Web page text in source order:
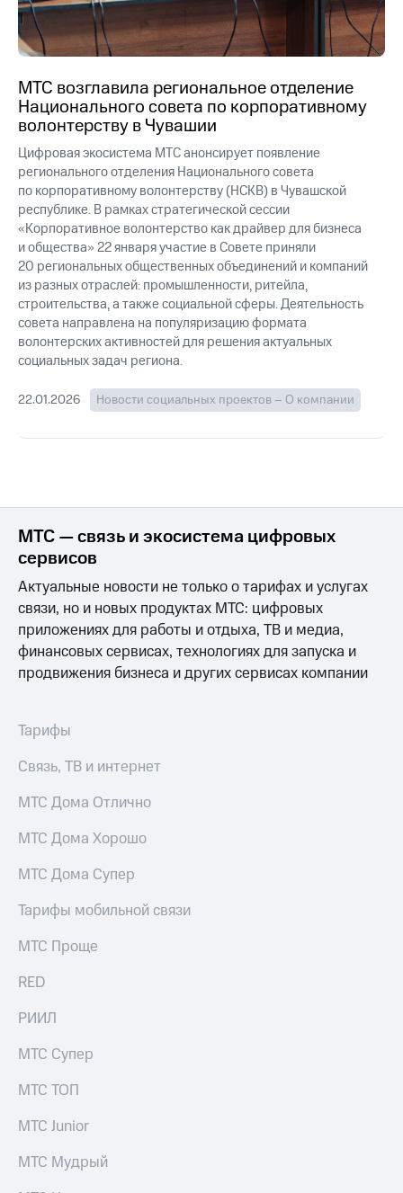
МТС возглавила региональное отделение
Национального совета по корпоративному
волонтерству в Чувашии
Цифровая экосистема МТС анонсирует появление
регионального отделения Национального совета
по корпоративному волонтерству (НСКВ) в Чувашской
республике. В рамках стратегической сессии
«Корпоративное волонтерство как драйвер для бизнеса
и общества» 22 января участие в Совете приняли
20 региональных общественных объединений и компаний
из разных отраслей: промышленности, ритейла,
строительства, а также социальной сферы. Деятельность
совета направлена на популяризацию формата
волонтерских активностей для решения актуальных
социальных задач региона.
22.01.2026 Новости социальных проектов – О компании
МТС — связь и экосистема цифровых
сервисов
Актуальные новости не только о тарифах и услугах
связи, но и новых продуктах МТС: цифровых
приложениях для работы и отдыха, ТВ и медиа,
финансовых сервисах, технологиях для запуска и
продвижения бизнеса и других сервисах компании
Тарифы
Связь, ТВ и интернет
МТС Дома Отлично
МТС Дома Хорошо
МТС Дома Супер
Тарифы мобильной связи
МТС Проще
RED
РИИЛ
МТС Супер
МТС ТОП
МТС Junior
МТС Мудрый